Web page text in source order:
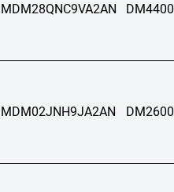
MDM28QNC9VA2AN
MDM02JNH9JA2AN